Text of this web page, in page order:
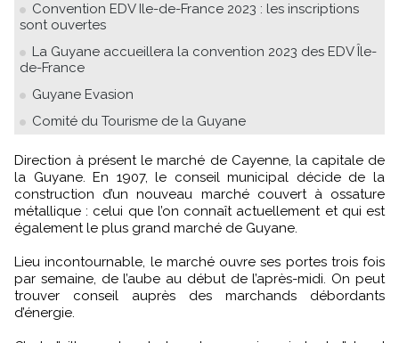
Convention EDV Ile-de-France 2023 : les inscriptions
sont ouvertes
La Guyane accueillera la convention 2023 des EDV Île-
de-France
Guyane Evasion
Comité du Tourisme de la Guyane
Direction à présent le marché de Cayenne, la capitale de
la Guyane. En 1907, le conseil municipal décide de la
construction d’un nouveau marché couvert à ossature
métallique : celui que l’on connaît actuellement et qui est
également le plus grand marché de Guyane.
Lieu incontournable, le marché ouvre ses portes trois fois
par semaine, de l’aube au début de l’après-midi. On peut
trouver conseil auprès des marchands débordants
d’énergie.